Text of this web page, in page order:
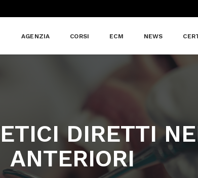
AGENZIA CORSI ECM NEWS
DIRETTI
ANTERIORI